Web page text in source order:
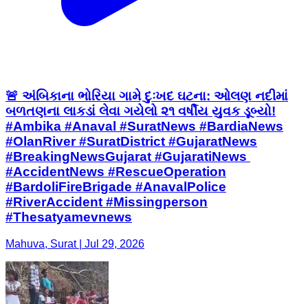
🚨 અંબિકાના ભોરિયા ગામે દુઃખદ ઘટના: ઓલણ નદીમાં
બળતણના લાકડાં લેવા ગયેલો ૨૧ વર્ષીય યુવક ડૂબ્યો! ​
#Ambika #Anaval #SuratNews #BardiaNews
#OlanRiver #SuratDistrict #GujaratNews
#BreakingNewsGujarat #GujaratiNews ​
#AccidentNews #RescueOperation
#BardoliFireBrigade #AnavalPolice
#RiverAccident #Missingperson
#Thesatyamevnews
Mahuva, Surat | Jul 29, 2026